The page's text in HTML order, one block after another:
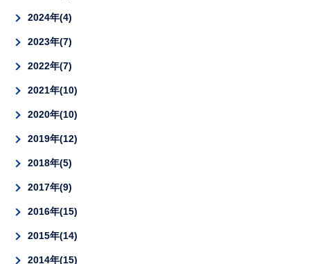
2024年 4
2023年 7
2022年 7
2021年 10
2020年 10
2019年 12
2018年 5
2017年 9
2016年 15
2015年 14
2014年 15